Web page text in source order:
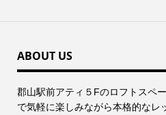
ABOUT US
郡⼭駅前アティ５Fのロフトスペ
で気軽に楽しみながら本格的なレ